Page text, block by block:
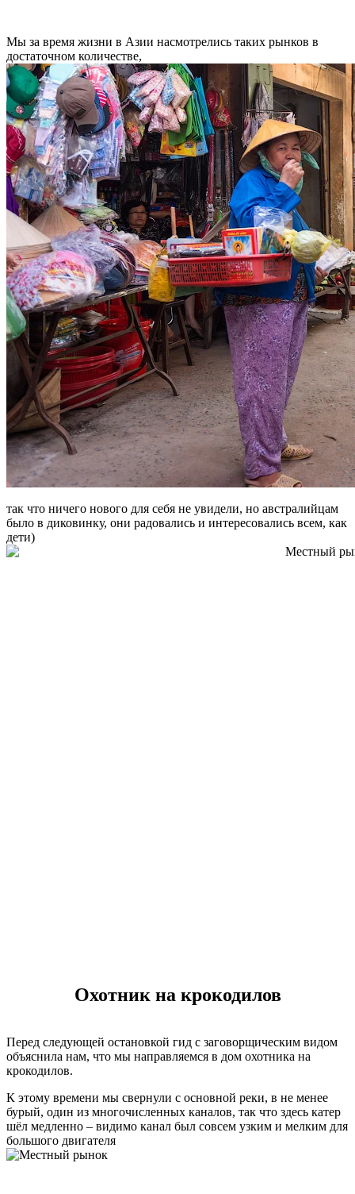
Мы за время жизни в Азии насмотрелись таких рынков в
достаточном количестве,
так что ничего нового для себя не увидели, но австралийцам
было в диковинку, они радовались и интересовались всем, как
дети)
Охотник на крокодилов
Перед следующей остановкой гид с заговорщическим видом
объяснила нам, что мы направляемся в дом охотника на
крокодилов.
К этому времени мы свернули с основной реки, в не менее
бурый, один из многочисленных каналов, так что здесь катер
шёл медленно – видимо канал был совсем узким и мелким для
большого двигателя